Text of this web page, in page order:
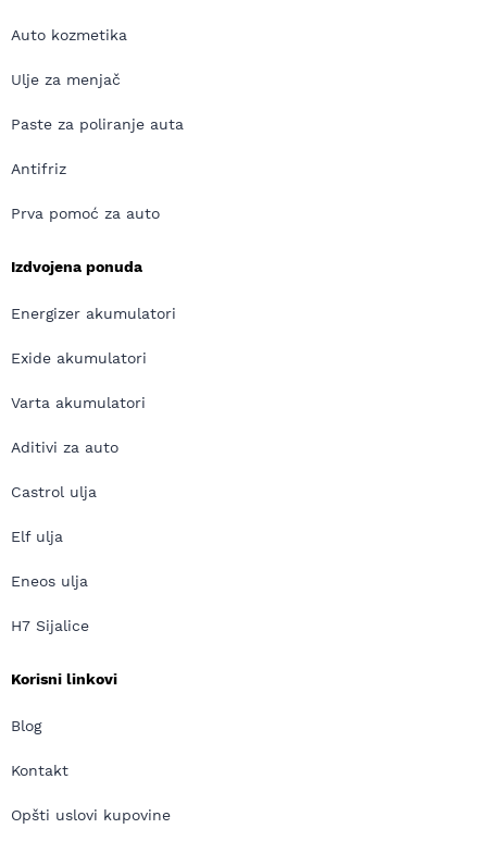
Auto kozmetika
Ulje za menjač
Paste za poliranje auta
Antifriz
Prva pomoć za auto
Izdvojena ponuda
Energizer akumulatori
Exide akumulatori
Varta akumulatori
Aditivi za auto
Castrol ulja
Elf ulja
Eneos ulja
H7 Sijalice
Korisni linkovi
Blog
Kontakt
Opšti uslovi kupovine